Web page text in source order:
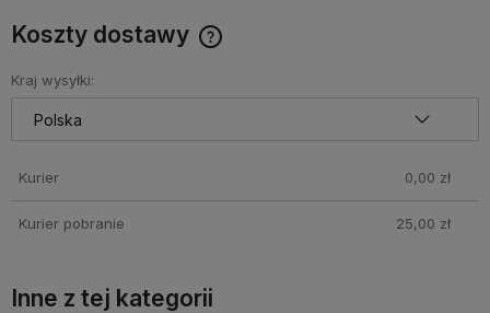
Koszty dostawy
Kraj wysyłki:
Kurier 0,00 zł
Kurier pobranie 25,00 zł
Inne z tej kategorii